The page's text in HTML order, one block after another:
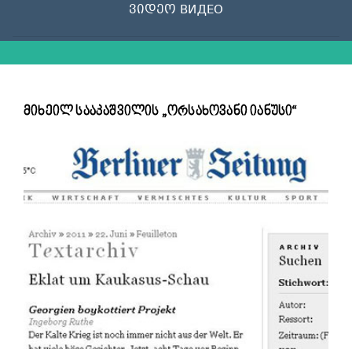
ვიდეო ВИДЕО
მიხეილ სააკაშვილის „ორსახოვანი იანუსი“